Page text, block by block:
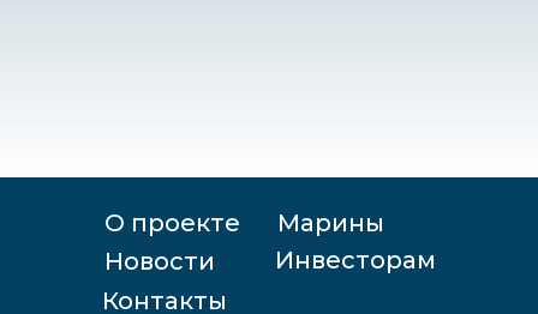
О проекте
Новости
Марины
Инвесторам
Контакты